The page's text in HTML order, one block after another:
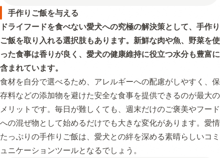
手作りご飯を与える
ドライフードを食べない愛犬への究極の解決策として、手作り
ご飯を取り入れる選択肢もあります。新鮮な肉や魚、野菜を使
った食事は香りが良く、愛犬の健康維持に役立つ水分も豊富に
含まれています。
食材を自分で選べるため、アレルギーへの配慮がしやすく、保
存料などの添加物を避けた安全な食事を提供できるのが最大の
メリットです。毎日が難しくても、週末だけのご褒美やフード
への混ぜ物として始めるだけでも大きな変化があります。愛情
たっぷりの手作りご飯は、愛犬との絆を深める素晴らしいコミ
ュニケーションツールとなるでしょう。